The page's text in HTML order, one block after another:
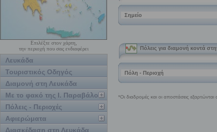
Επιλέξτε στον χάρτη,
την περιοχή που σας ενδιαφέρει
Λευκάδα
Τουριστικός Οδηγός
Διαμονή στη Λευκάδα
Με το φακό της Ι. Παραβάλου
Πόλεις - Περιοχές
Αφιερώματα
Διασκέδαση στη Λευκάδα